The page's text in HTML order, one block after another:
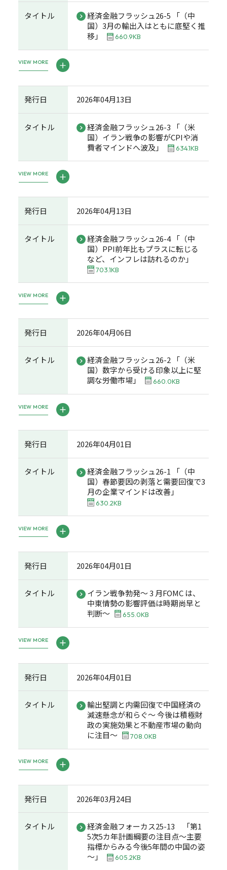
タイトル
経済金融フラッシュ26-5 「（中
国）3月の輸出入はともに底堅く推
移」
660.9KB
VIEW MORE
発行日 2026年04月13日
タイトル
経済金融フラッシュ26-3 「（米
国）イラン戦争の影響がCPIや消
費者マインドへ波及」
634.1KB
VIEW MORE
発行日 2026年04月13日
タイトル
経済金融フラッシュ26-4 「（中
国）PPI前年比もプラスに転じる
など、インフレは訪れるのか」
703.1KB
VIEW MORE
発行日 2026年04月06日
タイトル
経済金融フラッシュ26-2 「（米
国）数字から受ける印象以上に堅
調な労働市場」
660.0KB
VIEW MORE
発行日 2026年04月01日
タイトル
経済金融フラッシュ26-1 「（中
国）春節要因の剥落と需要回復で3
月の企業マインドは改善」
630.2KB
VIEW MORE
発行日 2026年04月01日
タイトル
イラン戦争勃発～ 3 月FOMC は、
中東情勢の影響評価は時期尚早と
判断～
655.0KB
VIEW MORE
発行日 2026年04月01日
タイトル
輸出堅調と内需回復で中国経済の
減速懸念が和らぐ～ 今後は積極財
政の実施効果と不動産市場の動向
に注目～
708.0KB
VIEW MORE
発行日 2026年03月24日
タイトル
経済金融フォーカス25-13 「第1
5次5カ年計画綱要の注目点～主要
指標からみる今後5年間の中国の姿
～」
605.2KB